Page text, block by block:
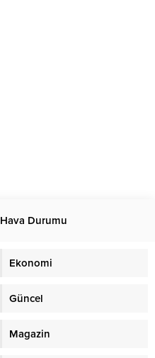
Hava Durumu
Ekonomi
Güncel
Magazin